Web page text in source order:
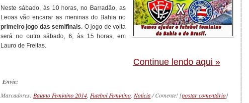
Neste sábado, às 10 horas, no Barradão, as
Leoas vão encarar as meninas do Bahia no
primeiro jogo das semifinais. O jogo de volta
será no outro sábado, 6, às 15 horas, em
Lauro de Freitas.
Continue lendo aqui »
Envie:
Marcadores: Baiano Feminino 2014 Futebol Feminino Notícia/ Comente! [postar comentário]